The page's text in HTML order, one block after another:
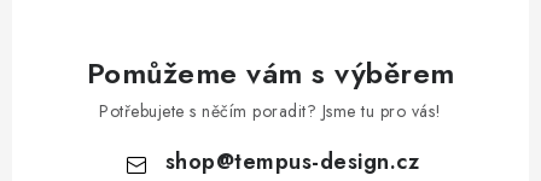
Pomůžeme vám s výběrem
Potřebujete s něčím poradit? Jsme tu pro vás!
shop@tempus-design.cz